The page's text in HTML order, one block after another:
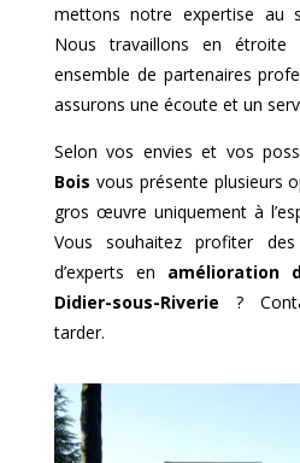
mettons notre expertise au
Nous travaillons en étroite
ensemble de partenaires
assurons une écoute et un
Selon vos envies et vos
Bois vous présente plusieurs
gros œuvre uniquement à
Vous souhaitez profiter
d’experts en amélioration
Didier-sous-Riverie ?
tarder.